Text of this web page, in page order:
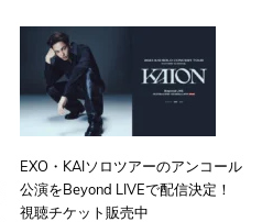
EXO・KAIソロツアーのアンコール
公演をBeyond LIVEで配信決定！
視聴チケット販売中